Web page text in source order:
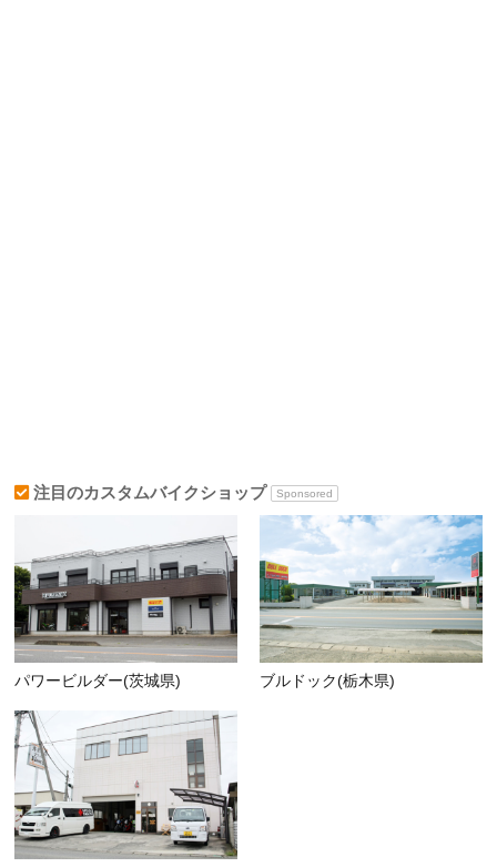
注目のカスタムバイクショップ Sponsored
パワービルダー(茨城県) ブルドック(栃木県)